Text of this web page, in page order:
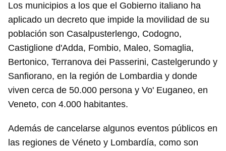
Los municipios a los que el Gobierno italiano ha
aplicado un decreto que impide la movilidad de su
población son Casalpusterlengo, Codogno,
Castiglione d'Adda, Fombio, Maleo, Somaglia,
Bertonico, Terranova dei Passerini, Castelgerundo y
Sanfiorano, en la región de Lombardia y donde
viven cerca de 50.000 persona y Vo' Euganeo, en
Veneto, con 4.000 habitantes.
Además de cancelarse algunos eventos públicos en
las regiones de Véneto y Lombardía, como son